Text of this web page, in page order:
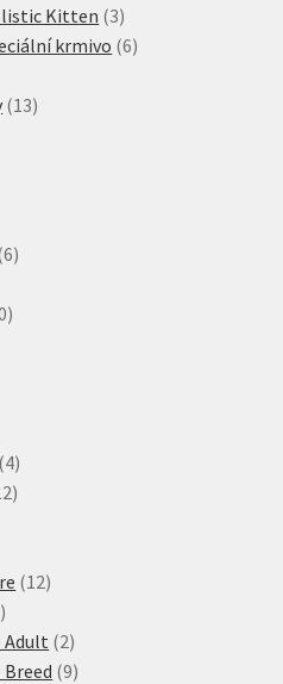
produktů
Kitten 33
produkty
krmivo 66
1313
66
30
44
produkty
12
1212
38
produktů
Adult 22
produkty
99